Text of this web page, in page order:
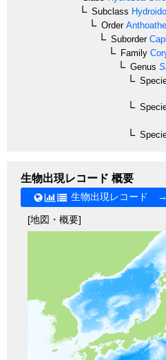
Subclass
Order
Suborder
Family
Genus
生物出現レコード 概要
生物出現レコード →
[地図・概要]